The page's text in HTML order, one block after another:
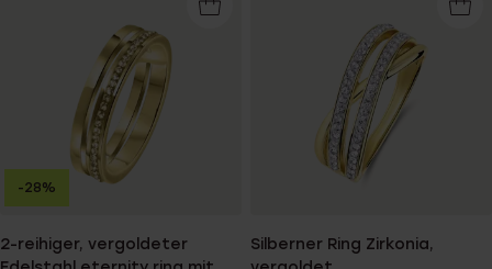
2-reihiger, vergoldeter
-28%
Silberner Ring Zirkonia,